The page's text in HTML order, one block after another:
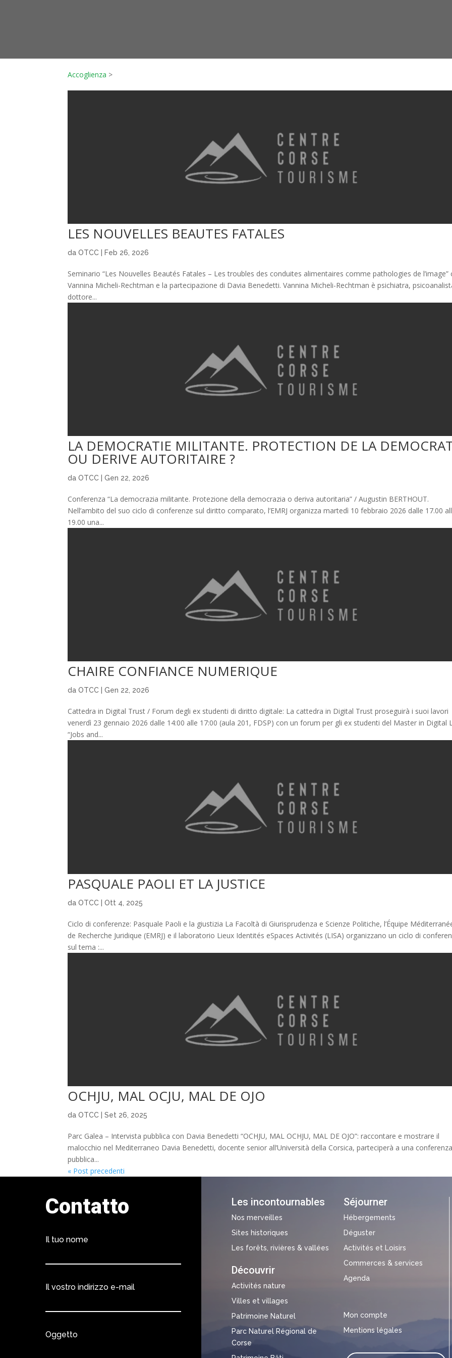
Accoglienza >
LES NOUVELLES BEAUTES FATALES
daOTCC Feb 26, 2026
Seminario “Les Nouvelles Beautés Fatales – Les troubles des conduites alimentaires comme pathologies de l’image”
Vannina Micheli-Rechtman e la partecipazione di Davia Benedetti. Vannina Micheli-Rechtman è psichiatra,
dottore...
LA DEMOCRATIE MILITANTE. PROTECTION DE LA
OU DERIVE AUTORITAIRE ?
daOTCC |Gen 22, 2026
Conferenza “La democrazia militante. Protezione della democrazia o deriva autoritaria” / Augustin BERTHOUT.
Nell’ambito del suo ciclo di conferenze sul diritto comparato, l’EMRJ organizza martedì 10 febbraio 2026 dalle 17.00
19.00 una...
CHAIRE CONFIANCE NUMERIQUE
daOTCC |Gen 22, 2026
Cattedra in Digital Trust / Forum degli ex studenti di diritto digitale: La cattedra in Digital Trust proseguirà i suoi lavori
venerdì 23 gennaio 2026 dalle 14:00 alle 17:00 (aula 201, FDSP) con un forum per gli ex studenti del Master in Digital
“Jobs and...
PASQUALE PAOLI ET LA JUSTICE
daOTCC |Ott 4, 2025
Ciclo di conferenze: Pasquale Paoli e la giustizia La Facoltà di Giurisprudenza e Scienze Politiche, l’Équipe
de Recherche Juridique (EMRJ) e il laboratorio Lieux Identités eSpaces Activités (LISA) organizzano un ciclo di
sul tema :...
OCHJU, MAL OCJU, MAL DE OJO
daOTCC |Set 26, 2025
Parc Galea – Intervista pubblica con Davia Benedetti “OCHJU, MAL OCHJU, MAL DE OJO”: raccontare e mostrare il
malocchio nel Mediterraneo Davia Benedetti, docente senior all’Università della Corsica, parteciperà a una
pubblica...
« Post precedenti
Les incontournables
Nos merveilles
Sites historiques
Les forêts, rivières & vallées
Découvrir
Activités nature
Villes et villages
Patrimoine Naturel
Parc Naturel Régional de
Corse
Séjourner
Hébergements
Déguster
Activités et Loisirs
Commerces & services
Agenda
Mon compte
Mentions légales
Contatto
Il tuo nome
Il vostro indirizzo e-mail
Oggetto